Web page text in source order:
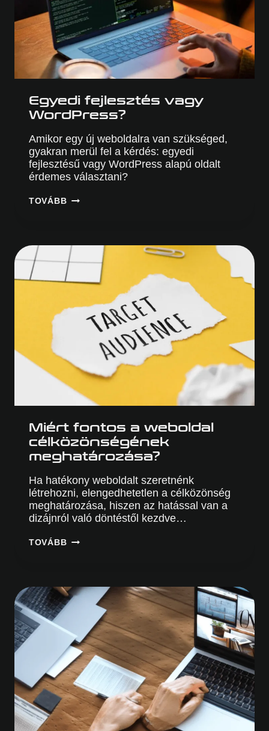
Egyedi fejlesztés vagy
WordPress?
Amikor egy új weboldalra van szükséged,
gyakran merül fel a kérdés: egyedi
fejlesztésű vagy WordPress alapú oldalt
érdemes választani?
TOVÁBB EGYEDI
Miért fontos a weboldal
célközönségének
meghatározása?
Ha hatékony weboldalt szeretnénk
létrehozni, elengedhetetlen a célközönség
meghatározása, hiszen az hatással van a
dizájnról való döntéstől kezdve…
TOVÁBB MIÉRT
MEGHATÁROZÁSA?